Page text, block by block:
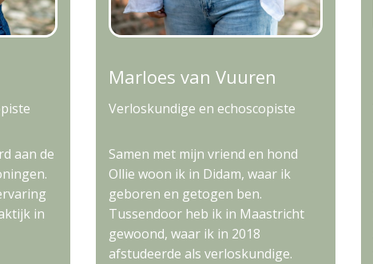
aan de
in
Marloes van Vuuren
Verloskundige en echoscopiste
Samen met mijn vriend en hond
Ollie woon ik in Didam, waar ik
geboren en getogen ben.
Tussendoor heb ik in Maastricht
gewoond, waar ik in 2018
afstudeerde als verloskundige.